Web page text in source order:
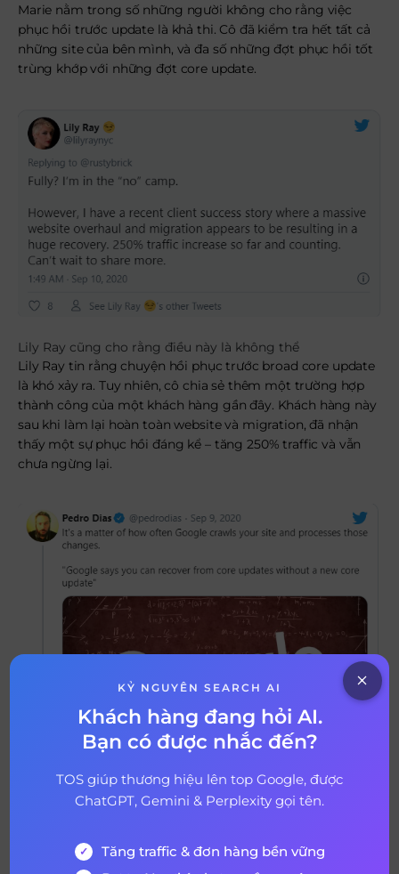
Marie nằm trong số những người không cho rằng việc
phục hồi trước update là khả thi. Cô đã kiểm tra hết tất cả
những site của bên mình, và đa số những đợt phục hồi tốt
trùng khớp với những đợt core update.
Lily Ray cũng cho rằng điều này là không thể
Lily Ray tin rằng chuyện hồi phục trước broad core update
là khó xảy ra. Tuy nhiên, cô chia sẻ thêm một trường hợp
thành công của một khách hàng gần đây. Khách hàng này
sau khi làm lại hoàn toàn website và migration, đã nhận
thấy một sự phục hồi đáng kể – tăng 250% traffic và vẫn
chưa ngừng lại.
KỶ NGUYÊN SEARCH AI
Khách hàng đang hỏi AI.
Bạn có được nhắc đến?
TOS giúp thương hiệu lên top Google, được
ChatGPT, Gemini & Perplexity gọi tên.
Tăng traffic & đơn hàng bền vững